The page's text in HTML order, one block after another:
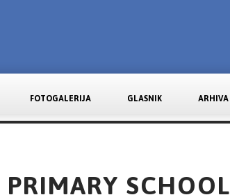
FOTOGALERIJA GLASNIK ARHIVA
SCHOOL